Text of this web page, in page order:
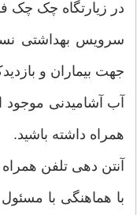
در زیارتگاه چک چک
سرویس بهداشتی
جهت بیماران و
آب آشامیدنی موجود
همراه داشته باشید.
آنتن دهی تلفن
با هماهنگی با